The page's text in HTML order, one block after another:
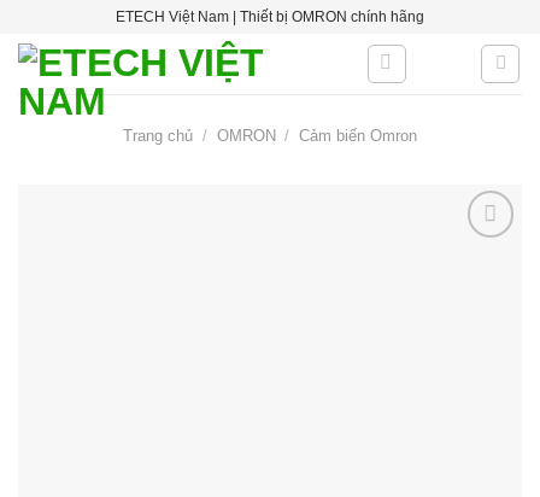
content
ETECH Việt Nam | Thiết bị OMRON chính hãng
Trang chủ / OMRON / Cảm biến Omron